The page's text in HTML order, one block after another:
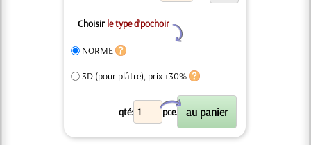
Choisir le type d’pochoir
Y
NORME
3D (pour plâtre), prix +30%
qté: pce.
X